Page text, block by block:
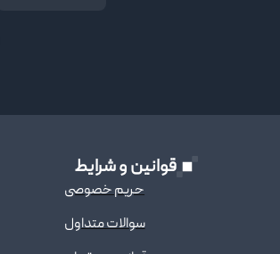
قوانین و شرایط
حریم خصوصی
سوالات متداول